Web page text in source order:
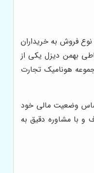
فروش به خریداران
بهمن دیزل یکی از
هونامیک تجارت
وضعیت مالی خود
با مشاوره دقیق به